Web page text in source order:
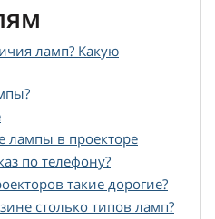
ламп? Какую
лампы в проекторе
по телефону?
такие дорогие?
столько типов ламп?